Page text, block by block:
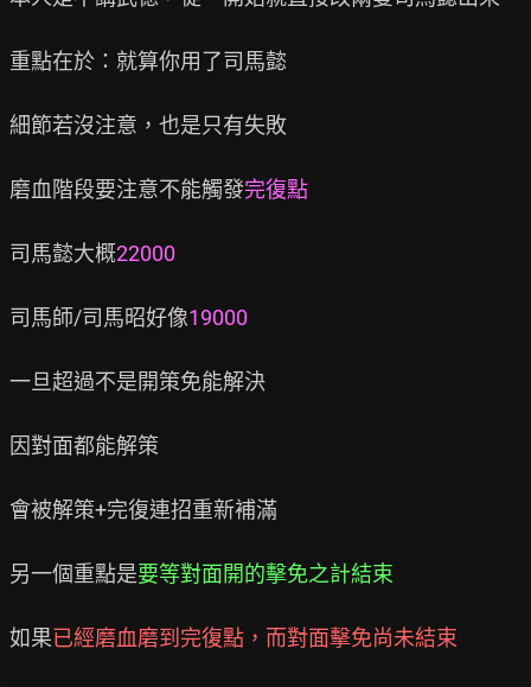
重點在於：就算你用了司馬懿
細節若沒注意，也是只有失敗
磨血階段要注意不能觸發完復點
司馬懿大概22000
司馬師/司馬昭好像19000
一旦超過不是開策免能解決
因對面都能解策
會被解策+完復連招重新補滿
另一個重點是要等對面開的擊免之計結束
如果已經磨血磨到完復點，而對面擊免尚未結束